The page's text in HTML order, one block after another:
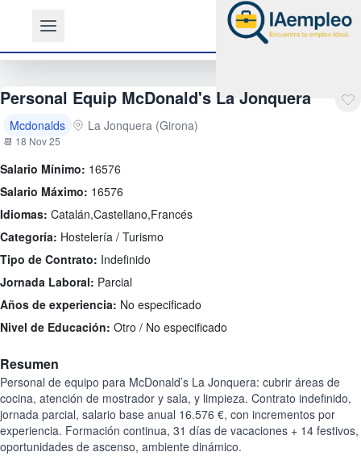
Personal Equip McDonald's La Jonquera
Mcdonalds La Jonquera (Girona)
📆 18 Nov 25
Salario Mínimo: 16576
Salario Máximo: 16576
Idiomas: Catalán,Castellano,Francés
Categoría: Hostelería / Turismo
Tipo de Contrato: Indefinido
Jornada Laboral: Parcial
Años de experiencia: No especificado
Nivel de Educación: Otro / No especificado
Resumen
Personal de equipo para McDonald’s La Jonquera: cubrir áreas de
cocina, atención de mostrador y sala, y limpieza. Contrato indefinido,
jornada parcial, salario base anual 16.576 €, con incrementos por
experiencia. Formación continua, 31 días de vacaciones + 14 festivos,
oportunidades de ascenso, ambiente dinámico.